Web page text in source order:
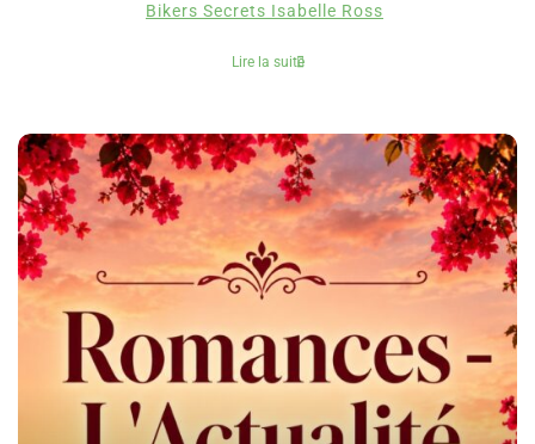
Bikers Secrets Isabelle Ross
Lire la suite